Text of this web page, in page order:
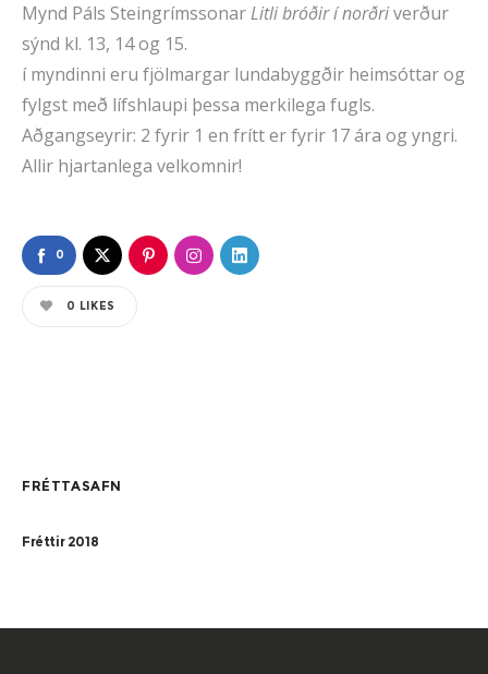
Mynd Páls SteingrímssonarLitli bróðir í norðriverður
sýnd kl. 13, 14 og 15.
í myndinni eru fjölmargar lundabyggðir heimsóttar og
fylgst með lífshlaupi þessa merkilega fugls.
Aðgangseyrir: 2 fyrir 1 en frítt er fyrir 17 ára og yngri.
Allir hjartanlega velkomnir!
0
0 LIKES
FRÉTTASAFN
Fréttir 2018